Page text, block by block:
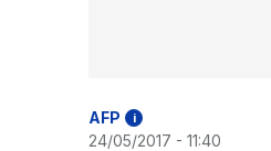
AFP i
24/05/2017 - 11:40